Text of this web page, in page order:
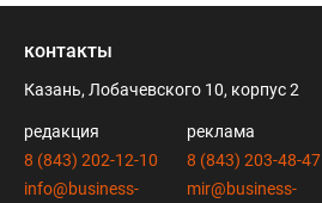
контакты
Казань, Лобачевского 10, корпус 2
редакция
8 (843) 202-12-10
info@business-
реклама
8 (843) 203-48-47
mir@business-